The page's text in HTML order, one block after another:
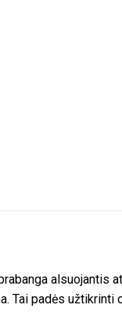
alsuojantis
Tai padės užtikrinti